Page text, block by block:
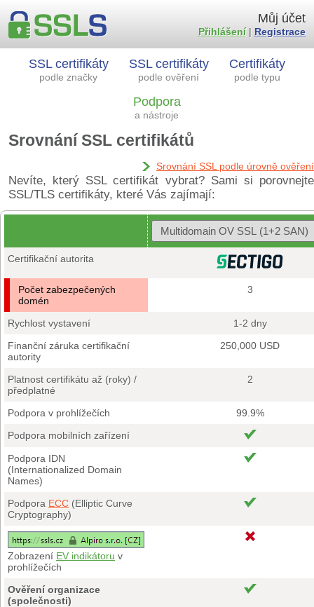
SSL certifikáty
podle značky
SSL certifikáty
podle ověření
Certifikáty
podle typu
Podpora
a nástroje
Můj účet
Přihlášení| Registrace
Srovnání SSL certifikátů
Srovnání SSL podle úrovně ověření
Nevíte, který SSL certifikát vybrat? Sami si porovnejte
SSL/TLS certifikáty, které Vás zajímají:
Certifikační autorita
Počet zabezpečených
domén
3
Rychlost vystavení
1-2 dny
Finanční záruka certifikační
autority
250,000 USD
Platnost certifikátu až (roky) /
předplatné
2
Podpora v prohlížečích
99.9%
Podpora mobilních zařízení
Podpora IDN
(Internationalized Domain
Names)
Podpora ECC (Elliptic Curve
Cryptography)
Zobrazení EV indikátoru v
prohlížečích
Ověření organizace
(společnosti)